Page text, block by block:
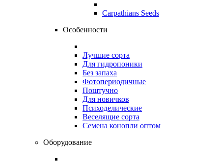
Carpathians Seeds
Особенности
Лучшие сорта
Для гидропоники
Без запаха
Фотопериодичные
Поштучно
Для новичков
Психоделические
Веселящие сорта
Семена конопли оптом
Оборудование